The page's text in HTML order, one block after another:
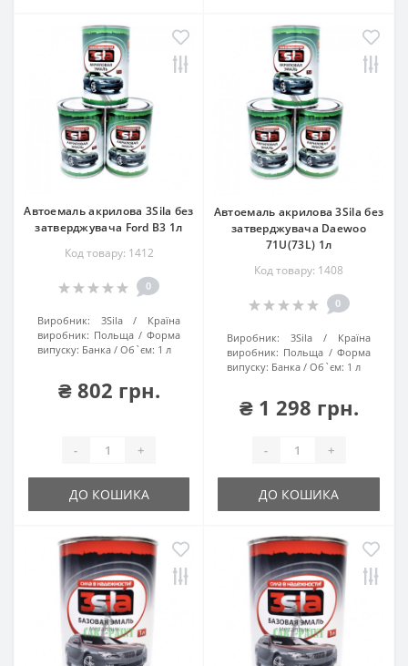
Автоемаль акрилова 3Sila без
затверджувача Ford B3 1л
Код товару: 1412
0
Виробник: 3Sila
Країна
виробник: Польща
Форма
випуску: Банка Об`єм: 1 л
₴ 802 грн.
- +
ДО КОШИКА
Автоемаль акрилова 3Sila без
затверджувача Daewoo
71U(73L) 1л
Код товару: 1408
0
Виробник: 3Sila
Країна
виробник: Польща
Форма
випуску: Банка Об`єм: 1 л
₴ 1 298 грн.
- +
ДО КОШИКА